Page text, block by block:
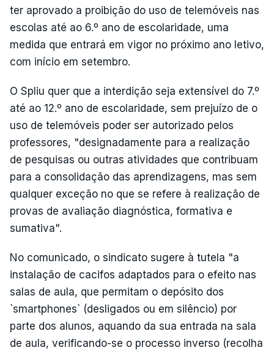
ter aprovado a proibição do uso de telemóveis nas
escolas até ao 6.º ano de escolaridade, uma
medida que entrará em vigor no próximo ano letivo,
com início em setembro.
O Spliu quer que a interdição seja extensível do 7.º
até ao 12.º ano de escolaridade, sem prejuízo de o
uso de telemóveis poder ser autorizado pelos
professores, "designadamente para a realização
de pesquisas ou outras atividades que contribuam
para a consolidação das aprendizagens, mas sem
qualquer exceção no que se refere à realização de
provas de avaliação diagnóstica, formativa e
sumativa".
No comunicado, o sindicato sugere à tutela "a
instalação de cacifos adaptados para o efeito nas
salas de aula, que permitam o depósito dos
`smartphones` (desligados ou em silêncio) por
parte dos alunos, aquando da sua entrada na sala
de aula, verificando-se o processo inverso (recolha